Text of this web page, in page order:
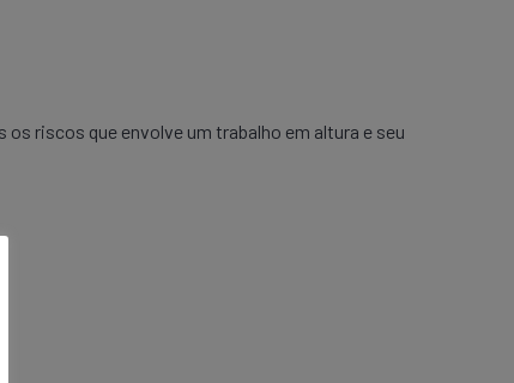
riscos que envolve um trabalho em altura e seu